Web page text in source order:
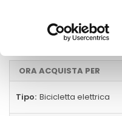
Bici Biciclette
Bicicletta elettrica
ORA ACQUISTA PER
Tipo Bicicletta elettrica